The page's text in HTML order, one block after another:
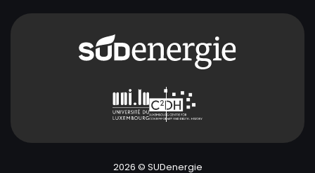
2026 © SUDenergie